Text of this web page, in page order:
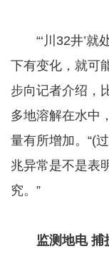
“‘川32井’就
下有变化，就可
步向记者介绍，
多地溶解在水中
量有所增加。“(
兆异常是不是表
究。”
监测地电 捕